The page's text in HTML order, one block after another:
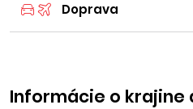
Doprava
Informácie o krajine